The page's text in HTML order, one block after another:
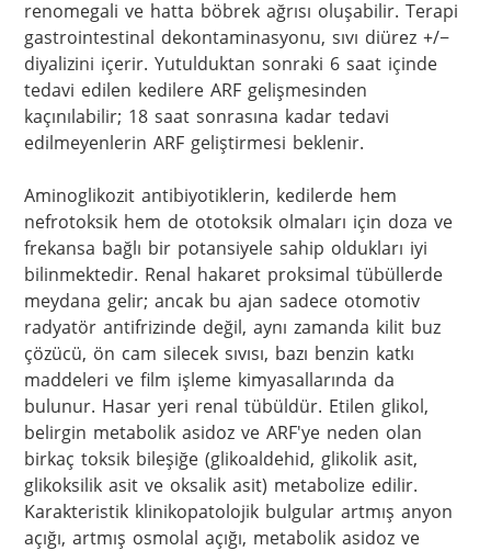
renomegali ve hatta böbrek ağrısı oluşabilir. Terapi
gastrointestinal dekontaminasyonu, sıvı diürez +/−
diyalizini içerir. Yutulduktan sonraki 6 saat içinde
tedavi edilen kedilere ARF gelişmesinden
kaçınılabilir; 18 saat sonrasına kadar tedavi
edilmeyenlerin ARF geliştirmesi beklenir.
Aminoglikozit antibiyotiklerin, kedilerde hem
nefrotoksik hem de ototoksik olmaları için doza ve
frekansa bağlı bir potansiyele sahip oldukları iyi
bilinmektedir. Renal hakaret proksimal tübüllerde
meydana gelir; ancak bu ajan sadece otomotiv
radyatör antifrizinde değil, aynı zamanda kilit buz
çözücü, ön cam silecek sıvısı, bazı benzin katkı
maddeleri ve film işleme kimyasallarında da
bulunur. Hasar yeri renal tübüldür. Etilen glikol,
belirgin metabolik asidoz ve ARF'ye neden olan
birkaç toksik bileşiğe (glikoaldehid, glikolik asit,
glikoksilik asit ve oksalik asit) metabolize edilir.
Karakteristik klinikopatolojik bulgular artmış anyon
açığı, artmış osmolal açığı, metabolik asidoz ve